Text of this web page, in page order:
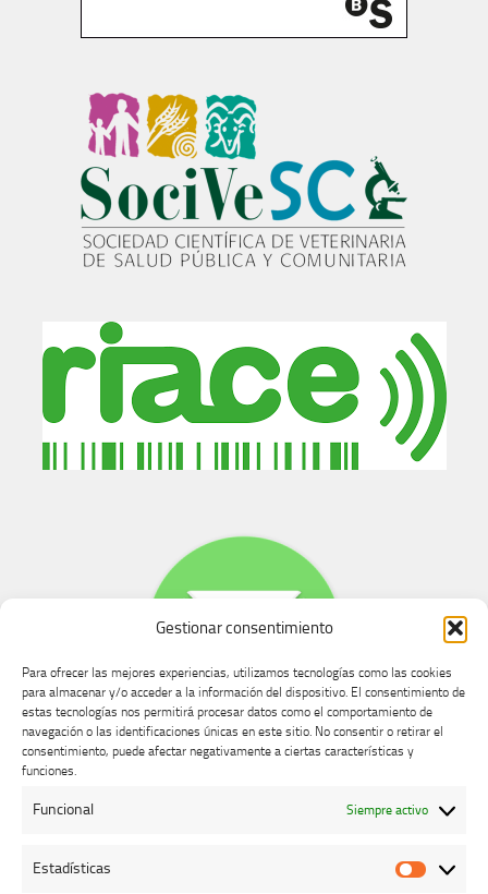
Gestionar consentimiento
Para ofrecer las mejores experiencias, utilizamos tecnologías como las cookies
para almacenar y/o acceder a la información del dispositivo. El consentimiento de
estas tecnologías nos permitirá procesar datos como el comportamiento de
navegación o las identificaciones únicas en este sitio. No consentir o retirar el
consentimiento, puede afectar negativamente a ciertas características y
funciones.
Funcional Siempre activo
Estadísticas
Buzón de dudas, quejas y sugerencias